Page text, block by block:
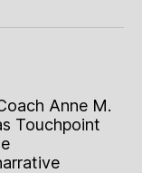
Anne M.
Touchpoint